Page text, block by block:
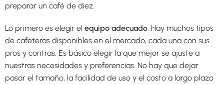
preparar un café de diez.
Lo primero es elegir el equipo adecuado. Hay muchos tipos
de cafeteras disponibles en el mercado, cada una con sus
pros y contras. Es básico elegir la que mejor se ajuste a
nuestras necesidades y preferencias. No hay que dejar
pasar el tamaño, la facilidad de uso y el costo a largo plazo